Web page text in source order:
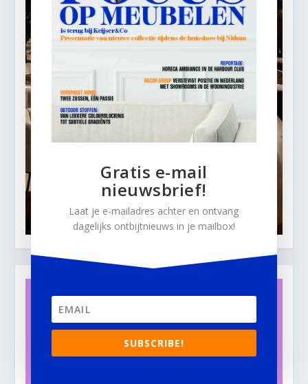
Gratis e-mail
nieuwsbrief!
Laat je e-mailadres achter en ontvang
dagelijks ontbijtnieuws in je mailbox!
SUBSCRIBE!